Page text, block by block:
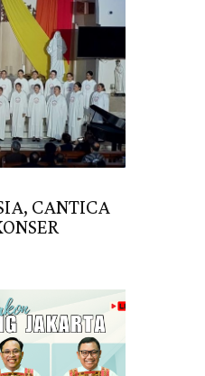
CANTICA